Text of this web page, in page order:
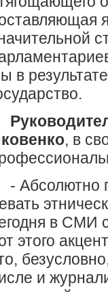
в
, в
- Абсолютно
в СМИ
этого
и